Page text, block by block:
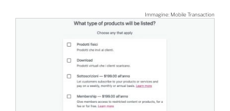
Immagine: Mobile Transaction